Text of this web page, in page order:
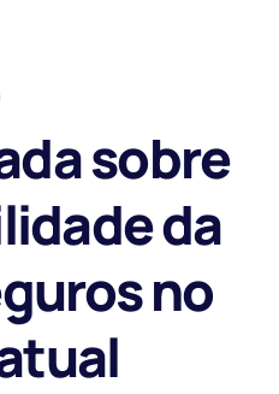
sobre
da
no